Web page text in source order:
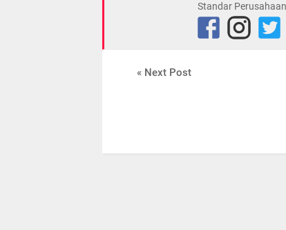
Standar
« Next Post